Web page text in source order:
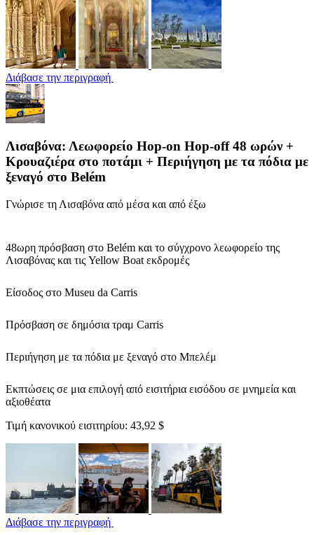
Διάβασε την περιγραφή
Λισαβόνα: Λεωφορείο Hop-on Hop-off 48 ωρών +
Κρουαζιέρα στο ποτάμι + Περιήγηση με τα πόδια με
ξεναγό στο Belém
Γνώρισε τη Λισαβόνα από μέσα και από έξω
48ωρη πρόσβαση στο Belém και το σύγχρονο λεωφορείο της
Λισαβόνας και τις Yellow Boat εκδρομές
Είσοδος στο Museu da Carris
Πρόσβαση σε δημόσια τραμ Carris
Περιήγηση με τα πόδια με ξεναγό στο Μπελέμ
Εκπτώσεις σε μια επιλογή από εισιτήρια εισόδου σε μνημεία και
αξιοθέατα
Τιμή κανονικού εισιτηρίου: 43,92 $
Διάβασε την περιγραφή